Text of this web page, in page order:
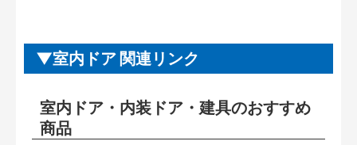
室内ドア 関連リンク
室内ドア・内装ドア・建具のおすすめ
商品